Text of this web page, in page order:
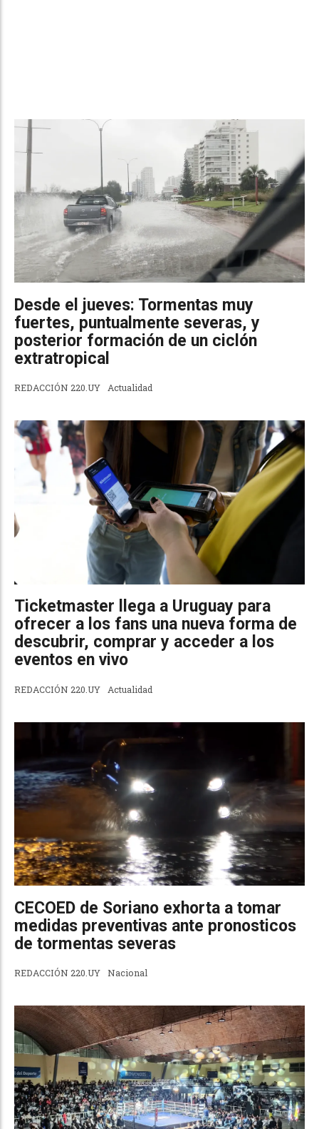
Desde el jueves: Tormentas muy
fuertes, puntualmente severas, y
posterior formación de un ciclón
extratropical
REDACCIÓN 220.UY Actualidad
Ticketmaster llega a Uruguay para
ofrecer a los fans una nueva forma de
descubrir, comprar y acceder a los
eventos en vivo
REDACCIÓN 220.UY Actualidad
CECOED de Soriano exhorta a tomar
medidas preventivas ante pronosticos
de tormentas severas
REDACCIÓN 220.UY Nacional